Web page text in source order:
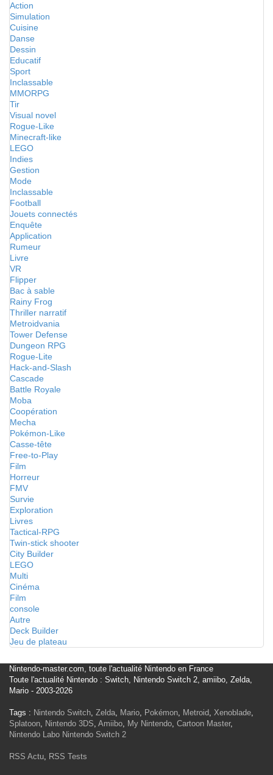
Action
Simulation
Cuisine
Danse
Dessin
Educatif
Sport
Inclassable
MMORPG
Tir
Visual novel
Rogue-Like
Minecraft-like
LEGO
Indies
Gestion
Mode
Inclassable
Football
Jouets connectés
Enquête
Application
Rumeur
Livre
VR
Flipper
Bac à sable
Rainy Frog
Thriller narratif
Metroidvania
Tower Defense
Dungeon RPG
Rogue-Lite
Hack-and-Slash
Cascade
Battle Royale
Moba
Coopération
Mecha
Pokémon-Like
Casse-tête
Free-to-Play
Film
Horreur
FMV
Survie
Exploration
Livres
Tactical-RPG
Twin-stick shooter
City Builder
LEGO
Multi
Cinéma
Film
console
Autre
Deck Builder
Jeu de plateau
Nintendo-master.com, toute l'actualité Nintendo en France
Toute l'actualité Nintendo : Switch, Nintendo Switch 2, amiibo, Zelda,
Mario - 2003-2026
Tags : Nintendo Switch, Zelda, Mario, Pokémon, Metroid, Xenoblade,
Splatoon, Nintendo 3DS, Amiibo, My Nintendo, Cartoon Master,
Nintendo Labo Nintendo Switch 2
RSS Actu, RSS Tests